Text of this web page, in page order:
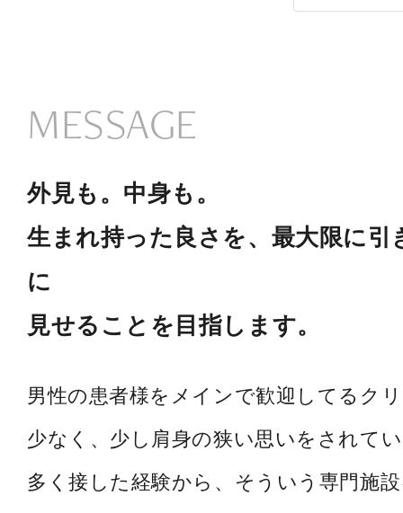
MESSAGE
外見も。中身も。
生まれ持った良さを、最大限に引
に
見せることを目指します。
男性の患者様をメインで歓迎してるク
少なく、少し肩身の狭い思いをされて
多く接した経験から、そういう専門施